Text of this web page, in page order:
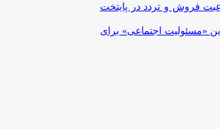
فروش و تردد در پایتخت
«مسئولیت اجتماعی» برای